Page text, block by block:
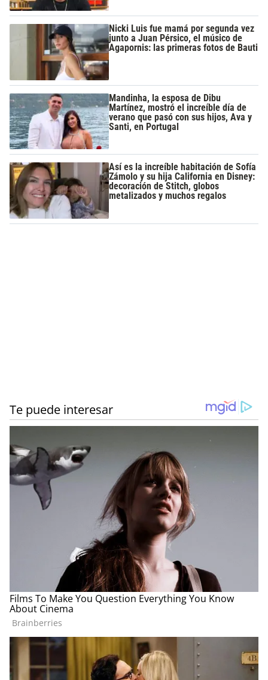
Nicki Luis fue mamá por segunda vez
junto a Juan Pérsico, el músico de
Agapornis: las primeras fotos de Bauti
Mandinha, la esposa de Dibu
Martínez, mostró el increíble día de
verano que pasó con sus hijos, Ava y
Santi, en Portugal
Así es la increíble habitación de Sofía
Zámolo y su hija California en Disney:
decoración de Stitch, globos
metalizados y muchos regalos